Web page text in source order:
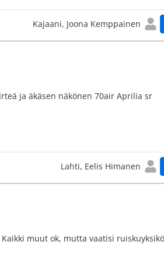
Kajaani, Joona Kemppainen
ja äkäsen näkönen 70air Aprilia sr
Lahti, Eelis Himanen
muut ok, mutta vaatisi